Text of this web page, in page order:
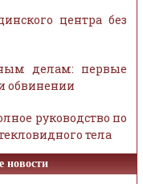
центра без
делам: первые
обвинении
руководство по
тела
новости